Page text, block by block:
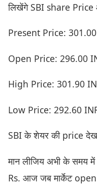
लिखेंगे SBI share Price
Present Price:
Open Price: 296.00
High Price: 301.90
Low Price: 292.60
SBI के शेयर की price
मान लीजिय अभी के समय
Rs. आज जब मार्केट